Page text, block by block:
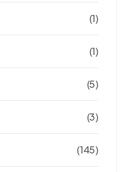
(1)
(1)
(5)
(3)
(145)